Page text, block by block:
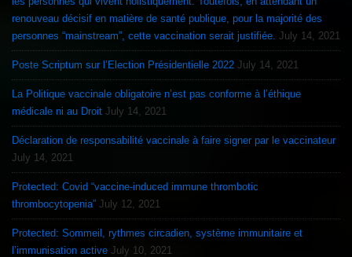
renouveau décisif en matière de santé publique, pour la majorité des
personnes “mainstream”, cette vaccination serait justifiée. July 14, 2021
Poste Scriptum sur l’Election Présidentielle 2022 July 14, 2021
La Politique vaccinale obligatoire n’est pas conforme à l’éthique
médicale ni au Droit July 14, 2021
Déclaration de responsabilité vaccinale à faire signer par le vaccinateur
July 14, 2021
Protected: Covid “vaccine-induced immune thrombotic
thrombocytopenia” July 12, 2021
Protected: Sommeil, rythmes circadien, système immunitaire et
l’immunisation active July 10, 2021